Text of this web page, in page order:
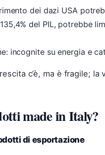
dei dazi USA
del PIL, potrebbe
incognite su energia e
c’è, ma è fragile;
made in Italy?
di esportazione